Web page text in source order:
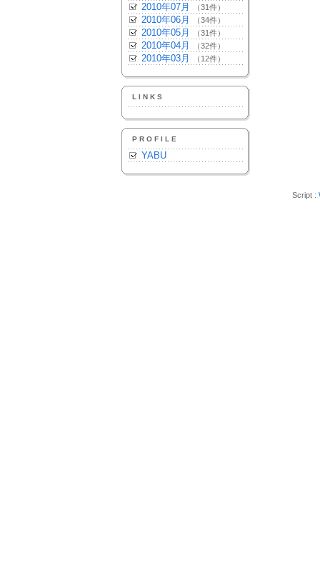
2010年07月 （31件）
2010年06月 （34件）
2010年05月 （31件）
2010年04月 （32件）
2010年03月 （12件）
LINKS
PROFILE
YABU
Script :